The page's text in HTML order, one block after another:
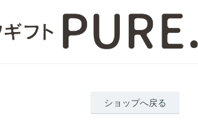
ショップへ戻る